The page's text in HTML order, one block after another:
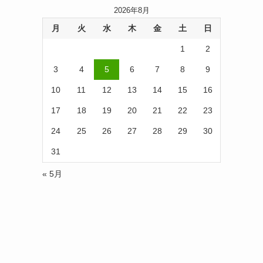
2026年8月
月 火 水 木 金 土 日
1 2
3 4 5 6 7 8 9
10 11 12 13 14 15 16
17 18 19 20 21 22 23
24 25 26 27 28 29 30
31
« 5月